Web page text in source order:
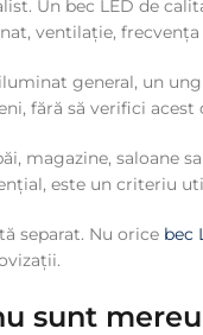
Un bec LED de
ventilație,
general, un
fără să verifici
magazine,
este un criteriu
separat. Nu orice bec
sunt